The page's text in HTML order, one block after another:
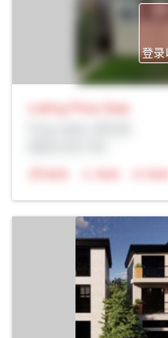
登录
Listing Price Sale
N/A
N/A N/A